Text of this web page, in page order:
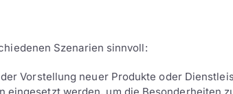
Szenarien sinnvoll:
der Vorstellung neuer Produkte oder